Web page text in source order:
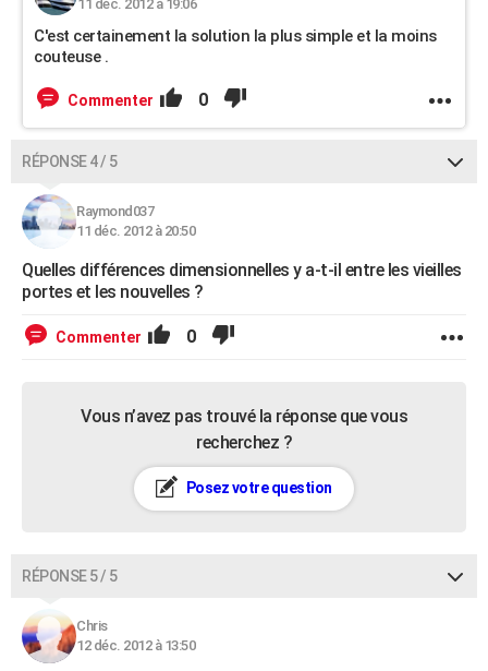
11 déc. 2012 à 19:06
C'est certainement la solution la plus simple et la moins
couteuse .
Commenter 0
RÉPONSE 4 / 5
Raymond037
11 déc. 2012 à 20:50
Quelles différences dimensionnelles y a-t-il entre les vieilles
portes et les nouvelles ?
Commenter 0
Vous n’avez pas trouvé la réponse que vous
recherchez ?
Posez votre question
RÉPONSE 5 / 5
Chris
12 déc. 2012 à 13:50